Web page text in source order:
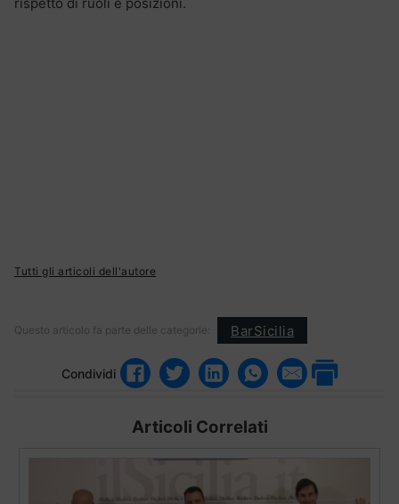
rispetto di ruoli e posizioni.
Tutti gli articoli dell'autore
Questo articolo fa parte delle categorie: BarSicilia
Condividi
Articoli Correlati